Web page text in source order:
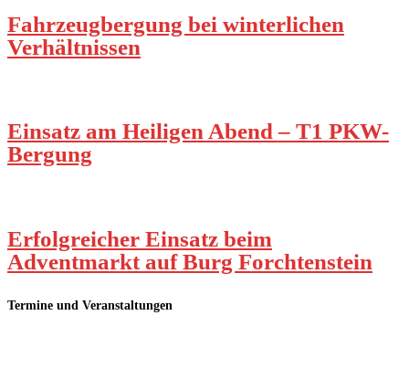
Fahrzeugbergung bei winterlichen
Verhältnissen
Einsatz am Heiligen Abend – T1 PKW-
Bergung
Erfolgreicher Einsatz beim
Adventmarkt auf Burg Forchtenstein
Termine und Veranstaltungen